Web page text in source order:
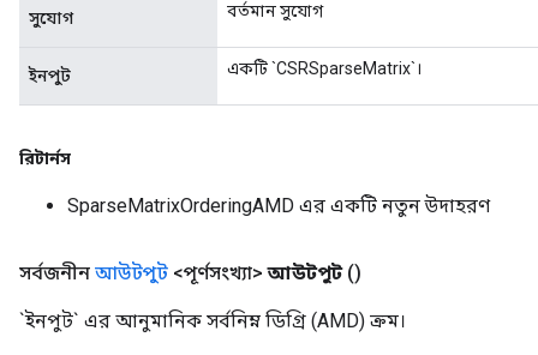
সুযোগ বর্তমান সুযোগ
ইনপুট একটি `CSRSparseMatrix`।
রিটার্নস
SparseMatrixOrderingAMD এর একটি নতুন উদাহরণ
সর্বজনীন আউটপুট <পূর্ণসংখ্যা> আউটপুট ()
`ইনপুট` এর আনুমানিক সর্বনিম্ন ডিগ্রি (AMD) ক্রম।